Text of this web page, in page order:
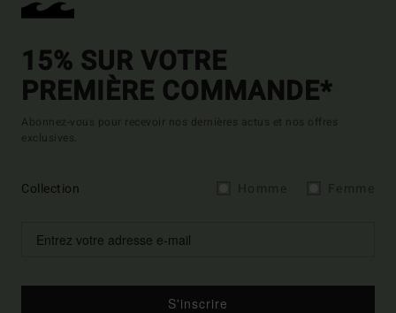
15% SUR VOTRE
PREMIÈRE COMMANDE*
Abonnez-vous pour recevoir nos dernières actus et nos offres
exclusives.
Collection
S'inscrire